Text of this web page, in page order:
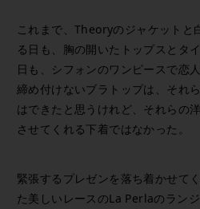
これまで、Theoryのジャケットと
る日も、胸の開いたトップスとタ
日も、シフォンのワンピースで恋
締め付けないブラトップは、それ
はできたと思うけれど、それらの
させてくれる下着ではなかった。
緊張するプレゼンを落ち着かせて
た美しいレースのLa Perlaのラン